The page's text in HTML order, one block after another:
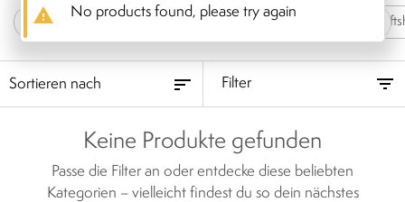
Jacken Für Herren Parka Jacken für Herren
Filter
Keine Produkte gefunden
Passe die Filter an oder entdecke diese beliebten
Kategorien – vielleicht findest du so dein nächstes
warning No products found, please try again